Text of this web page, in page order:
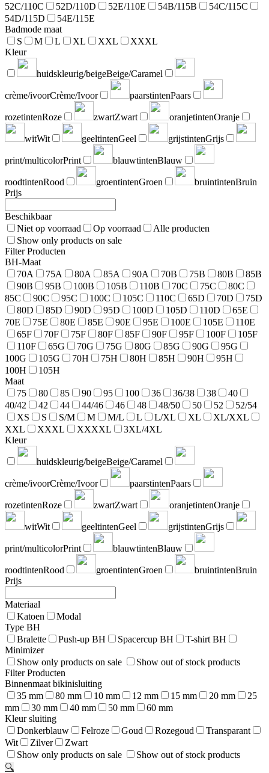
52C/110C
52D/110D 52E/110E 54B/115B
54C/115C
54D/115D
54E/115E
Badmode maat
S
M L XL XXL
XXXL
Kleur
huidskleurig/beigeBeige/Caramel
crème/ivoorCrème/Ivoor paarstintenPaars
rozetintenRoze zwartZwart oranjetintenOranje
witWit geeltintenGeel grijstintenGrijs
print/multicolorPrint blauwtintenBlauw
roodtintenRood groentintenGroen bruintintenBruin
Prijs
Beschikbaar
Niet op voorraad
Op voorraad
Alle producten
Show only products on sale
Filter Producten
BH-Maat
70A
75A 80A 85A 90A 70B 75B 80B
85B
90B
95B 100B 105B 110B 70C 75C
80C
85C
90C 95C 100C 105C 110C 65D 70D
75D
80D
85D 90D 95D 100D 105D 110D
65E
70E
75E 80E 85E 90E 95E 100E 105E
110E
65F
70F 75F 80F 85F 90F 95F 100F
105F
110F
65G 70G 75G 80G 85G 90G
95G
100G
105G 70H 75H 80H 85H 90H
95H
100H
105H
Maat
75
80 85 90 95 100 36 36/38 38
40
40/42
42 44 44/46 46 48 48/50 50 52
52/54
XS
S S/M M M/L L L/XL XL
XL/XXL
XXL
XXXL XXXXL
3XL/4XL
Kleur
huidskleurig/beigeBeige/Caramel
crème/ivoorCrème/Ivoor paarstintenPaars
rozetintenRoze zwartZwart oranjetintenOranje
witWit geeltintenGeel grijstintenGrijs
print/multicolorPrint blauwtintenBlauw
roodtintenRood groentintenGroen bruintintenBruin
Prijs
Materiaal
Katoen
Modal
Type BH
Bralette
Push-up BH Spacercup BH
T-shirt BH
Minimizer
Show only products on sale
Show out of stock products
Filter Producten
Binnenmaat bikinisluiting
35 mm
80 mm 10 mm 12 mm 15 mm 20 mm
25
mm
30 mm 40 mm 50 mm
60 mm
Kleur sluiting
Donkerblauw
Felroze Goud Rozegoud
Transparant
Wit
Zilver
Zwart
Show only products on sale
Show out of stock products
🔍